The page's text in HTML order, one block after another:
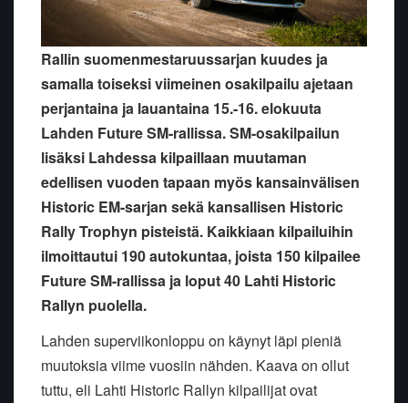
Rallin suomenmestaruussarjan kuudes ja
samalla toiseksi viimeinen osakilpailu ajetaan
perjantaina ja lauantaina 15.-16. elokuuta
Lahden Future SM-rallissa. SM-osakilpailun
lisäksi Lahdessa kilpaillaan muutaman
edellisen vuoden tapaan myös kansainvälisen
Historic EM-sarjan sekä kansallisen Historic
Rally Trophyn pisteistä. Kaikkiaan kilpailuihin
ilmoittautui 190 autokuntaa, joista 150 kilpailee
Future SM-rallissa ja loput 40 Lahti Historic
Rallyn puolella.
Lahden superviikonloppu on käynyt läpi pieniä
muutoksia viime vuosiin nähden. Kaava on ollut
tuttu, eli Lahti Historic Rallyn kilpailijat ovat